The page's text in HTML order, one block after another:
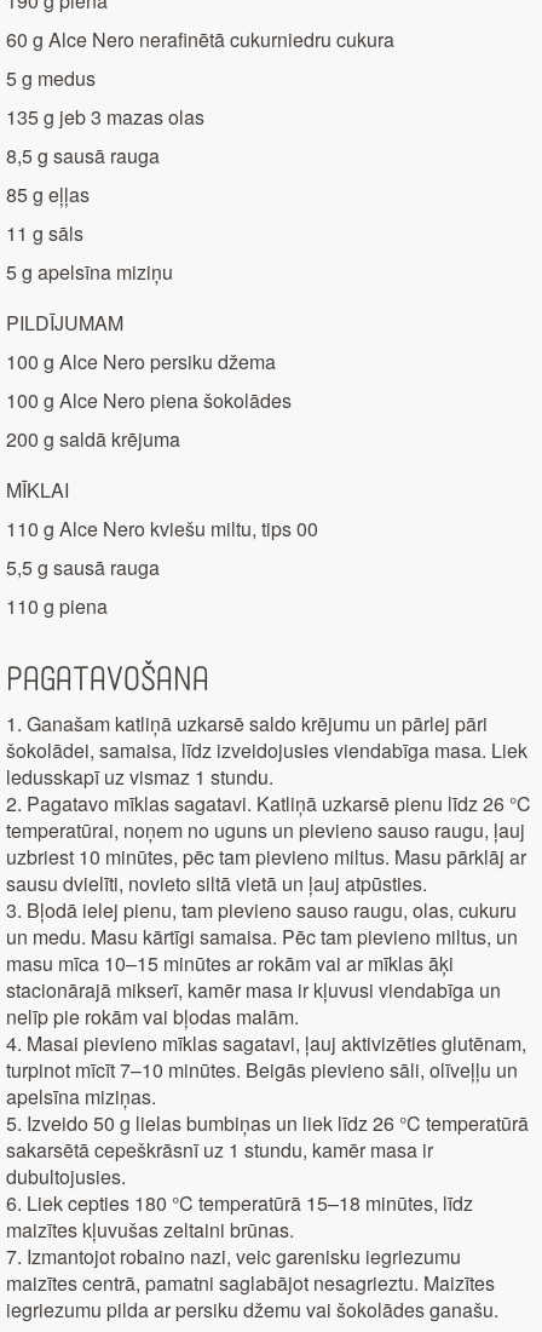
60 g Alce Nero nerafinētā cukurniedru cukura
5 g medus
135 g jeb 3 mazas olas
8,5 g sausā rauga
85 g eļļas
11 g sāls
5 g apelsīna miziņu
PILDĪJUMAM
100 g Alce Nero persiku džema
100 g Alce Nero piena šokolādes
200 g saldā krējuma
MĪKLAI
110 g Alce Nero kviešu miltu, tips 00
5,5 g sausā rauga
110 g piena
Pagatavošana
1. Ganašam katliņā uzkarsē saldo krējumu un pārlej pāri
šokolādei, samaisa, līdz izveidojusies viendabīga masa. Liek
ledusskapī uz vismaz 1 stundu.
2. Pagatavo mīklas sagatavi. Katliņā uzkarsē pienu līdz 26 °C
temperatūrai, noņem no uguns un pievieno sauso raugu, ļauj
uzbriest 10 minūtes, pēc tam pievieno miltus. Masu pārklāj ar
sausu dvielīti, novieto siltā vietā un ļauj atpūsties.
3. Bļodā ielej pienu, tam pievieno sauso raugu, olas, cukuru
un medu. Masu kārtīgi samaisa. Pēc tam pievieno miltus, un
masu mīca 10–15 minūtes ar rokām vai ar mīklas āķi
stacionārajā mikserī, kamēr masa ir kļuvusi viendabīga un
nelīp pie rokām vai bļodas malām.
4. Masai pievieno mīklas sagatavi, ļauj aktivizēties glutēnam,
turpinot mīcīt 7–10 minūtes. Beigās pievieno sāli, olīveļļu un
apelsīna miziņas.
5. Izveido 50 g lielas bumbiņas un liek līdz 26 °C temperatūrā
sakarsētā cepeškrāsnī uz 1 stundu, kamēr masa ir
dubultojusies.
6. Liek cepties 180 °C temperatūrā 15–18 minūtes, līdz
maizītes kļuvušas zeltaini brūnas.
7. Izmantojot robaino nazi, veic garenisku iegriezumu
maizītes centrā, pamatni saglabājot nesagrieztu. Maizītes
iegriezumu pilda ar persiku džemu vai šokolādes ganašu.